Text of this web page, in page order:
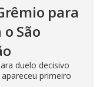
para
São
duelo decisivo
primeiro